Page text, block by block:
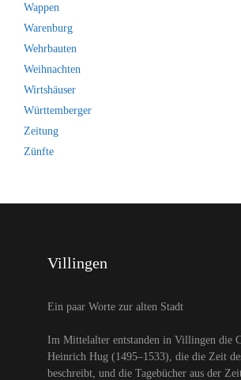
Wappen
Warenburg
Wehrbauten
Weihnachten
Wirtshäuser
Württemberger
Zeitung
Zünfte
Villingen
Ein paar Worte zur alten Stadt
Im Mittelalter entstanden in Villingen die
Heinrich Hug (1495–1533), die die Zeit
beschreibt, und die Tagebücher aus der